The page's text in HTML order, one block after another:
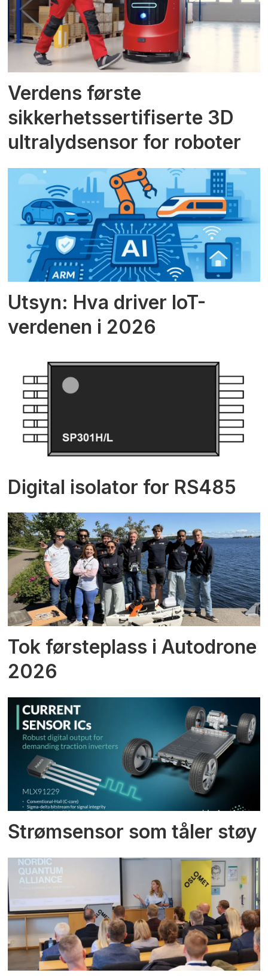
Verdens første
sikkerhetssertifiserte 3D
ultralydsensor for roboter
Utsyn: Hva driver IoT-
verdenen i 2026
Digital isolator for RS485
Tok førsteplass i Autodrone
2026
Strømsensor som tåler støy